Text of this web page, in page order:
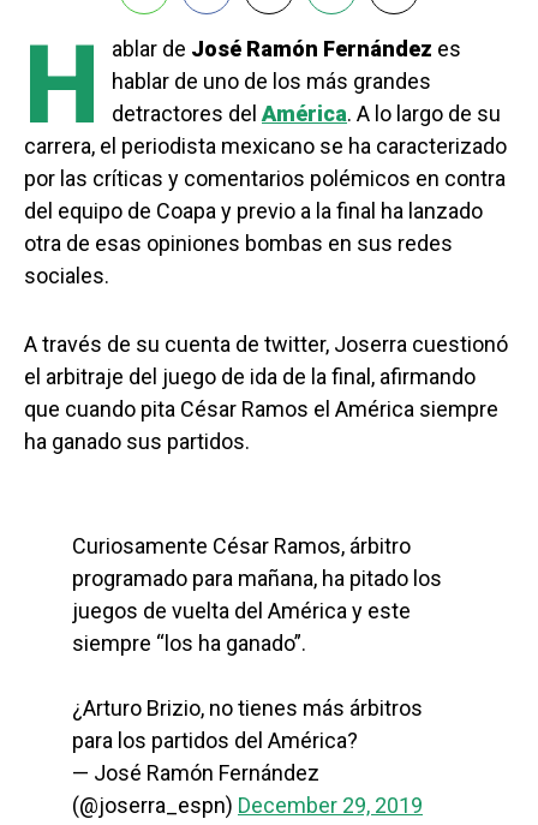
H ablar de José Ramón Fernández es
hablar de uno de los más grandes
detractores del América. A lo largo de su
carrera, el periodista mexicano se ha caracterizado
por las críticas y comentarios polémicos en contra
del equipo de Coapa y previo a la final ha lanzado
otra de esas opiniones bombas en sus redes
sociales.
A través de su cuenta de twitter, Joserra cuestionó
el arbitraje del juego de ida de la final, afirmando
que cuando pita César Ramos el América siempre
ha ganado sus partidos.
Curiosamente César Ramos, árbitro
programado para mañana, ha pitado los
juegos de vuelta del América y este
siempre “los ha ganado”.
¿Arturo Brizio, no tienes más árbitros
para los partidos del América?
— José Ramón Fernández
(@joserra_espn) December 29, 2019